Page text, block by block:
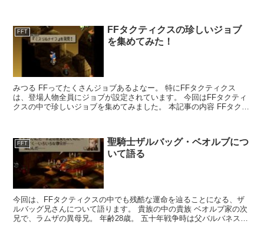
FFT
FFタクティクスの珍しいジョブ
を集めてみた！
みつる FFってたくさんジョブあるよなー。 特にFFタクティクス
は、登場人物全員にジョブが設定されています。 今回はFFタクティ
クスの中で珍しいジョブを集めてみました。 本記事の内容 FFタクテ
FFT
聖騎士ザルバッグ・ベオルブにつ
いて語る
今回は、FFタクティクスの中でも残酷な運命を辿ることになる、ザ
ルバッグ兄さんについて語ります。 貴族の中の貴族 ベオルブ家の次
兄で、ラムザの異母兄。 年齢28歳。 五十年戦争時は父バルバネスと